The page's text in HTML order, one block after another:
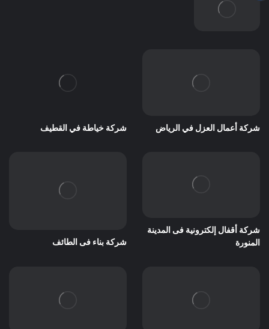
شركة أعمال العزل في الرياض شركة خياطة في القطيف
شركة أقفال إلكترونية فى المدينة
المنورة
شركة بناء فى الطائف